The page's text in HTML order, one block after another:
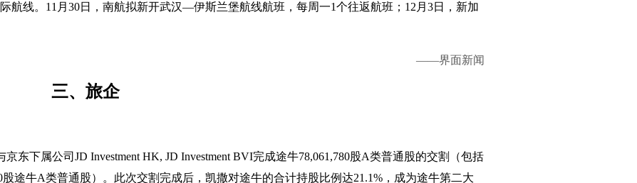
航线。11月30日，南航拟新开武汉—伊斯兰堡航线航班，每周一1个往返航班；12月3日，新加
——界面新闻
三、 旅企
东下属公司JD Investment HK, JD Investment BVI完成途牛78,061,780股A类普通股的交割（包括
途牛A类普通股）。此次交割完成后，凯撒对途牛的合计持股比例达21.1%，成为途牛第二大